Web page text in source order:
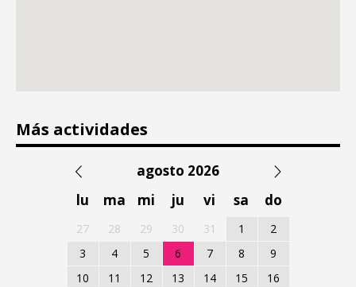
Más actividades
agosto 2026
lu
ma mi ju vi sa do
27 28 29 30 31 1
2
3
4 5 6 7 8
9
10
11 12 13 14 15
16